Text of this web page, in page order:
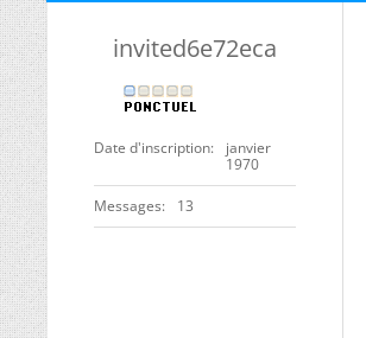
invited6e72eca
Date d'inscription
janvier
1970
Messages 13